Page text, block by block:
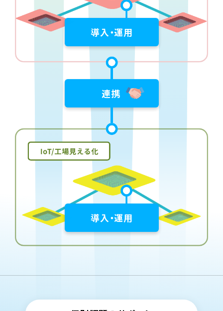
導入・運用
連携
導入・運用